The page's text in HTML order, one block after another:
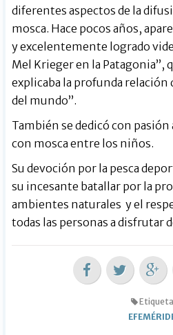
diferentes aspectos de la
mosca. Hace pocos años,
y excelentemente logrado
Mel Krieger en la Patagonia”,
explicaba la profunda relación
del mundo”.
También se dedicó con pasión
con mosca entre los niños.
Su devoción por la pesca
su incesante batallar por la
ambientes naturales y el
todas las personas a disfrutar